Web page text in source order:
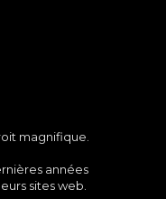
magnifique.
années
sites web.